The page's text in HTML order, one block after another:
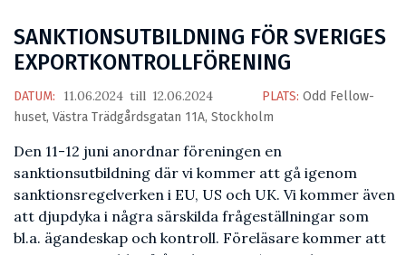
SANKTIONSUTBILDNING FÖR SVERIGES
EXPORTKONTROLLFÖRENING
DATUM: 11.06.2024 till 12.06.2024 PLATS: Odd Fellow-
huset, Västra Trädgårdsgatan 11A, Stockholm
Den 11-12 juni anordnar föreningen en
sanktionsutbildning där vi kommer att gå igenom
sanktionsregelverken i EU, US och UK. Vi kommer även
att djupdyka i några särskilda frågeställningar som
bl.a. ägandeskap och kontroll. Föreläsare kommer att